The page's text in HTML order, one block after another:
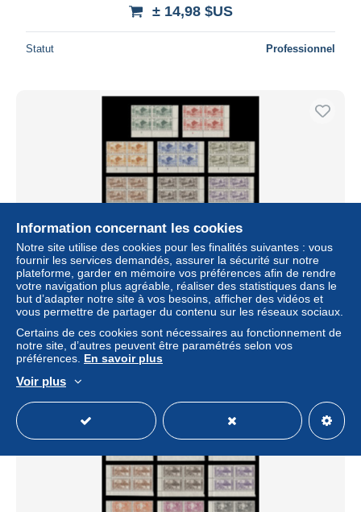
± 14,98 $US
Statut Professionnel
New Hebrides 1953 (MNH) Definitives plate 1 blocks
± 207,40 $US
Statut Professionnel
Information concernant les cookies
Notre site utilise des cookies pour les finalités suivantes : vous
fournir les services demandés, assurer la sécurité sur notre
plateforme, garder en mémoire vos préférences afin de rendre
votre navigation plus agréable, réaliser des statistiques dans le
but d’adapter notre site à vos besoins, afficher des vidéos et
vous permettre de partager du contenu sur les réseaux sociaux.
Certains de ces cookies sont nécessaires au fonctionnement de
notre site, d’autres peuvent être paramétrés selon vos
préférences. En savoir plus
Voir plus